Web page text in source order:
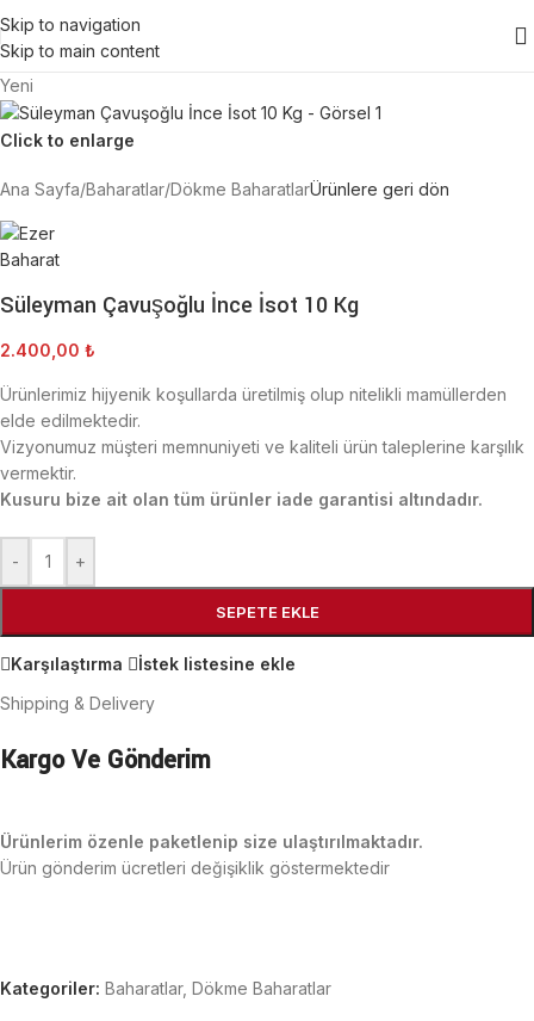
Skip to navigation
Skip to main content
Yeni
Click to enlarge
Ana Sayfa/Baharatlar/Dökme BaharatlarÜrünlere geri dön
Süleyman Çavuşoğlu İnce İsot 10 Kg
2.400,00 ₺
Ürünlerimiz hijyenik koşullarda üretilmiş olup nitelikli mamüllerden
elde edilmektedir.
Vizyonumuz müşteri memnuniyeti ve kaliteli ürün taleplerine karşılık
vermektir.
Kusuru bize ait olan tüm ürünler iade garantisi altındadır.
- +
SEPETE EKLE
Karşılaştırma
İstek listesine ekle
Shipping & Delivery
Kargo Ve Gönderim
Ürünlerim özenle paketlenip size ulaştırılmaktadır.
Ürün gönderim ücretleri değişiklik göstermektedir
Kategoriler: Baharatlar, Dökme Baharatlar